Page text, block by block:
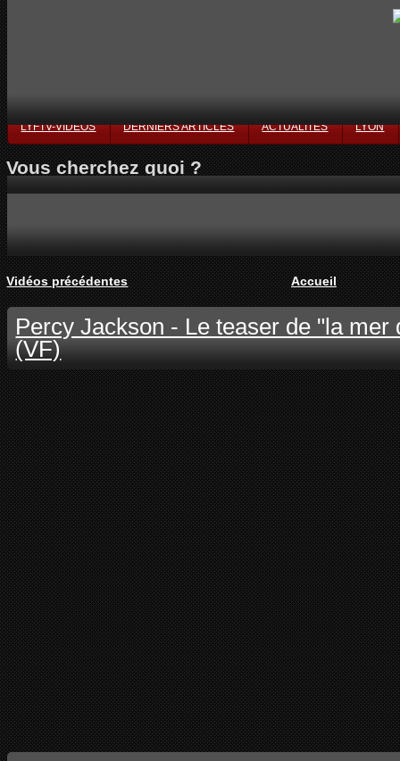
LYFTV-VIDÉOS DERNIERS ARTICLES ACTUALITÉS LYON
Vous cherchez quoi ?
Vidéos précédentes Accueil
Percy Jackson - Le teaser de "la mer
(VF)